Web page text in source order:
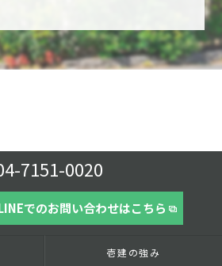
7151-0020
でのお問い合わせはこちら
壱建の強み